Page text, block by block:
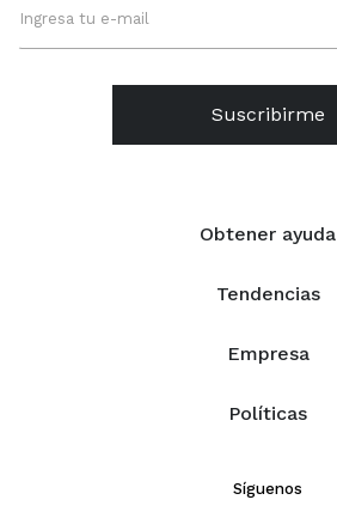
Obtener ayuda
Tendencias
Empresa
Políticas
Suscribirme
Síguenos